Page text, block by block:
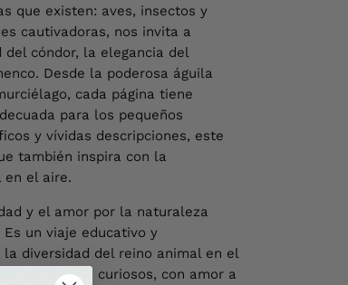
que existen: aves, insectos y
cautivadoras, nos invita a
cóndor, la elegancia del
Desde la poderosa águila
cada página tiene
para los pequeños
y vívidas descripciones, este
también inspira con la
en el aire.
y el amor por la naturaleza
un viaje educativo y
diversidad del reino animal en el
los pequeños curiosos, con amor a